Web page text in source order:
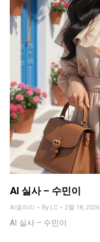
AI 실사 – 수민이
AI갤러리 By LC 2월 18, 2026
AI 실사 – 수민이